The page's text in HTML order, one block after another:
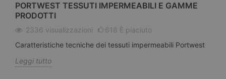
PORTWEST TESSUTI IMPERMEABILI E GAMME
PRODOTTI
2336 visualizzazioni 618 È piaciuto
Caratteristiche tecniche dei tessuti impermeabili Portwest
Leggi tutto